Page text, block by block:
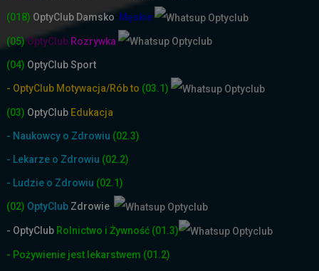
(018) OptyClub Damsko-Męskie
(05)OptyClub Rozrywka
(04) OptyClub Sport
- OptyClub Motywacja/Rób to (03.1)
(03) OptyClub Edukacja
- Naukowcy o Zdrowiu (02.3)
- Lekarze o Zdrowiu (02.2)
- Ludzie o Zdrowiu (02.1)
(02) OptyClub Zdrowie
- OptyClub Rolnictwo i Żywność (01.3)
- Pożywienie jest lekarstwem (01.2)